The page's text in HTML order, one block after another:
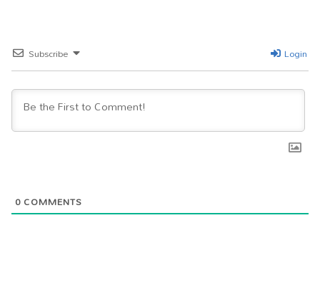
Subscribe Login
0COMMENTS